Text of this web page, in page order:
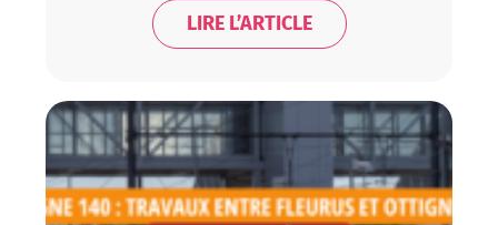
RAVeL, l’événement emblématique de la
RTBF qui rassemble chaque année
sous le signe de la…
LIRE L’ARTICLE